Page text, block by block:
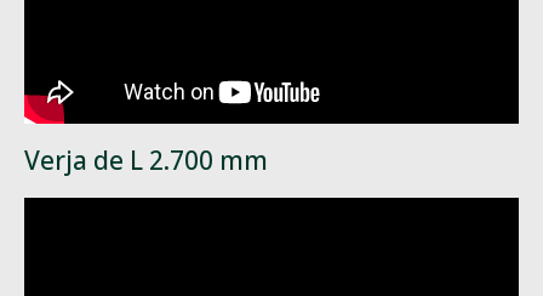
Verja de L 2.700 mm